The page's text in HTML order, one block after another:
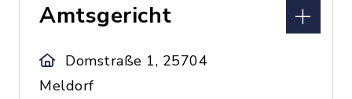
Amtsgericht
Domstraße 1, 25704
Meldorf